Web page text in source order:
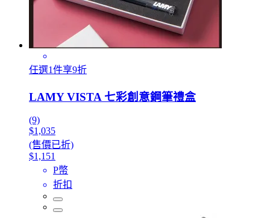
任選1件享9折
LAMY VISTA 七彩創意鋼筆禮盒
(9)
$1,035
(售價已折)
$1,151
P幣
折扣